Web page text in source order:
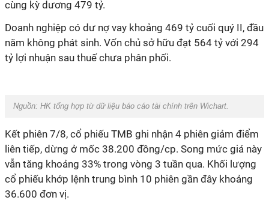
cùng kỳ dương 479 tỷ.
Doanh nghiệp có dư nợ vay khoảng 469 tỷ cuối quý II, đầu
năm không phát sinh. Vốn chủ sở hữu đạt 564 tỷ với 294
tỷ lợi nhuận sau thuế chưa phân phối.
Nguồn: HK tổng hợp từ dữ liệu báo cáo tài chính trên Wichart.
Kết phiên 7/8, cổ phiếu TMB ghi nhận 4 phiên giảm điểm
liên tiếp, dừng ở mốc 38.200 đồng/cp. Song mức giá này
vẫn tăng khoảng 33% trong vòng 3 tuần qua. Khối lượng
cổ phiếu khớp lệnh trung bình 10 phiên gần đây khoảng
36.600 đơn vị.